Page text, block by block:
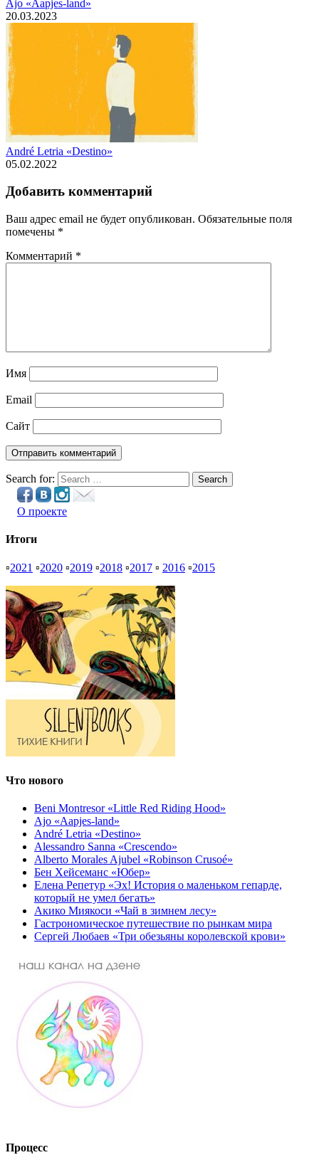
Ajo «Aapjes-land»
20.03.2023
André Letria «Destino»
05.02.2022
Добавить комментарий
Ваш адрес email не будет опубликован. Обязательные поля
помечены *
Комментарий *
Имя
Email
Сайт
Search for: Search
О проекте
Итоги
▫2021 ▫2020 ▫2019 ▫2018 ▫2017 ▫ 2016 ▫2015
Что нового
Beni Montresor «Little Red Riding Hood»
Ajo «Aapjes-land»
André Letria «Destino»
Alessandro Sanna «Crescendo»
Alberto Morales Ajubel «Robinson Crusoé»
Бен Хейсеманс «Юбер»
Елена Репетур «Эх! История о маленьком гепарде,
который не умел бегать»
Акико Миякоси «Чай в зимнем лесу»
Гастрономическое путешествие по рынкам мира
Сергей Любаев «Три обезьяны королевской крови»
Процесс